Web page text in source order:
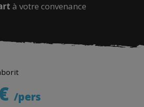
à votre convenance
pers